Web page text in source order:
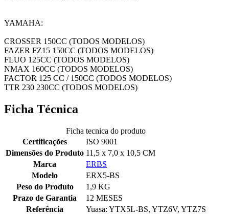
YAMAHA:
CROSSER 150CC (TODOS MODELOS)
FAZER FZ15 150CC (TODOS MODELOS)
FLUO 125CC (TODOS MODELOS)
NMAX 160CC (TODOS MODELOS)
FACTOR 125 CC / 150CC (TODOS MODELOS)
TTR 230 230CC (TODOS MODELOS)
Ficha Técnica
Ficha tecnica do produto
Certificações
ISO 9001
Dimensões do Produto 11,5 x 7,0 x 10,5 CM
Marca
ERBS
Modelo
ERX5-BS
Peso do Produto
1,9 KG
Prazo de Garantia
12 MESES
Referência
Yuasa: YTX5L-BS, YTZ6V, YTZ7S